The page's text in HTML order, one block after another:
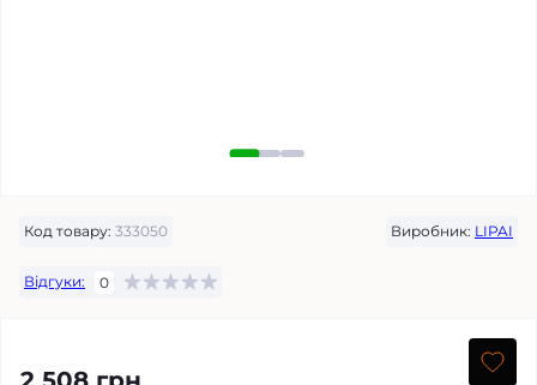
Код товару: 333050 Виробник: LIPAI
Відгуки: 0